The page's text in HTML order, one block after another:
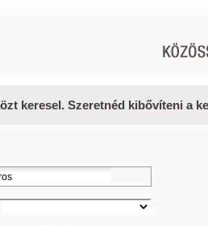
keresel. Szeretnéd kibővíteni a